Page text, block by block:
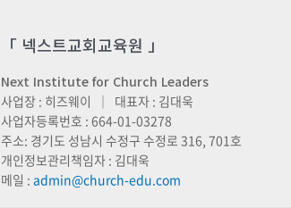
「 넥스트교회교육원 」
Next Institute for Church Leaders
사업장 : 히즈웨이 ｜ 대표자 : 김대욱
사업자등록번호 : 664-01-03278
주소: 경기도 성남시 수정구 수정로 316, 701호
개인정보관리책임자 : 김대욱
메일 : admin@church-edu.com